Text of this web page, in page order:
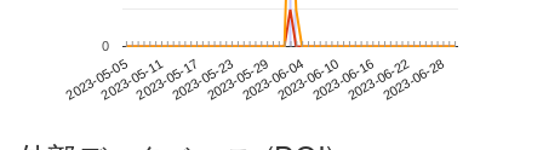
2023-05-052023-05-112023-05-172023-05-232023-05-292023-06-042023-06-102023-06-162023-06-222023-06-28
0